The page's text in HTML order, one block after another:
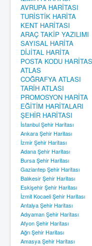
AVRUPA HARİTASI
TURİSTİK HARİTA
KENT HARİTASI
ARAÇ TAKİP YAZILIMI
SAYISAL HARİTA
DİJİTAL HARİTA
POSTA KODU
ATLAS
COĞRAFYA ATLASI
TARİH ATLASI
PROMOSYON HARİTA
EĞİTİM HARİTALARI
ŞEHİR HARİTASI
İstanbul Şehir Haritası
Ankara Şehir Haritası
İzmir Şehir Haritası
Adana Şehir Haritası
Bursa Şehir Haritası
Gaziantep Şehir Haritası
Balıkesir Şehir Haritası
Eskişehir Şehir Haritası
İzmit Kocaeli Şehir Haritası
Antalya Şehir Haritası
Adıyaman Şehir Haritası
Afyon Şehir Haritası
Ağrı Şehir Haritası
Amasya Şehir Haritası